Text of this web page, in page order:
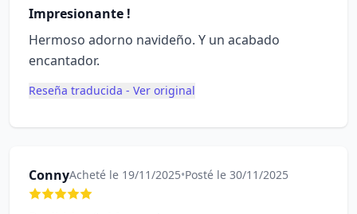
Impresionante !
Hermoso adorno navideño. Y un acabado
encantador.
Reseña traducida - Ver original
ConnyAcheté le 19/11/2025•Posté le 30/11/2025